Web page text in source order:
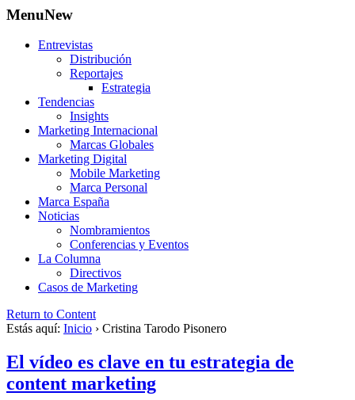
MenuNew
Entrevistas
Distribución
Reportajes
Estrategia
Tendencias
Insights
Marketing Internacional
Marcas Globales
Marketing Digital
Mobile Marketing
Marca Personal
Marca España
Noticias
Nombramientos
Conferencias y Eventos
La Columna
Directivos
Casos de Marketing
Return to Content
Estás aquí: Inicio › Cristina Tarodo Pisonero
El vídeo es clave en tu estrategia de
content marketing